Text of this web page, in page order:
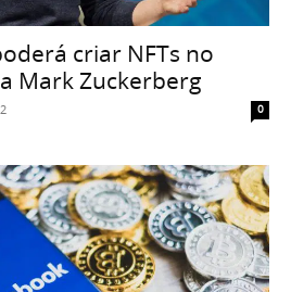
criar NFTs no
Mark Zuckerberg
0